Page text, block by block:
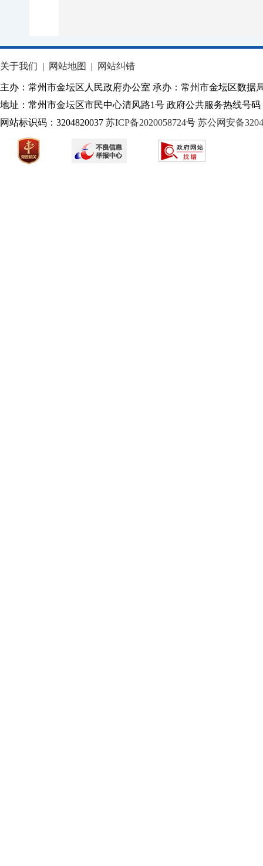
关于我们 | 网站地图 | 网站纠错
主办：常州市金坛区人民政府办公室 承办：常州市金坛区数据
地址：常州市金坛区市民中心清风路1号 政府公共服务热线号码
网站标识码：3204820037 苏ICP备2020058724号 苏公网安备